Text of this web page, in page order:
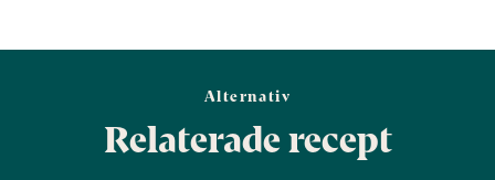
Alternativ
Relaterade recept